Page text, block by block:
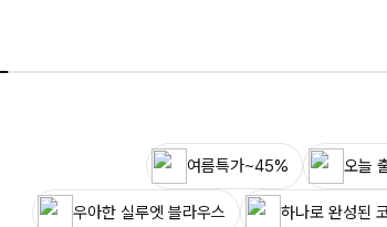
여름특가~45% 오늘
우아한 실루엣 블라우스 하나로 완성된